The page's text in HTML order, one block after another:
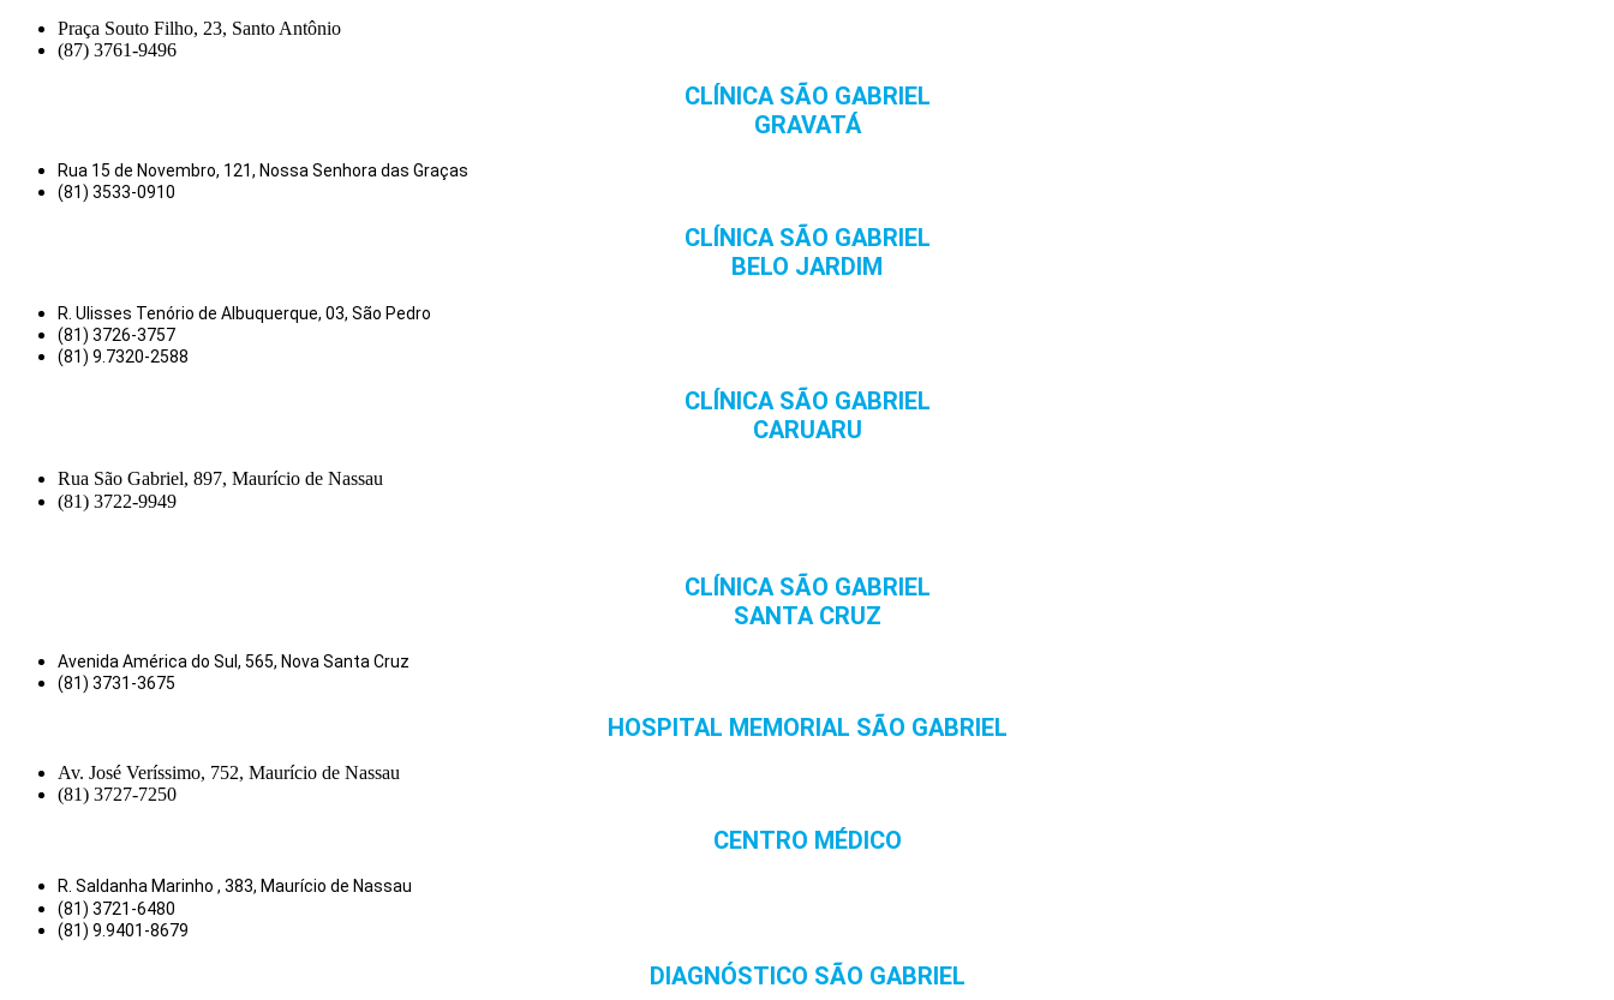
Praça Souto Filho, 23, Santo Antônio
(87) 3761-9496
CLÍNICA SÃO GABRIEL
GRAVATÁ
Rua 15 de Novembro, 121, Nossa Senhora das Graças
(81) 3533-0910
CLÍNICA SÃO GABRIEL
BELO JARDIM
R. Ulisses Tenório de Albuquerque, 03, São Pedro
(81) 3726-3757
(81) 9.7320-2588
CLÍNICA SÃO GABRIEL
CARUARU
Rua São Gabriel, 897, Maurício de Nassau
(81) 3722-9949
CLÍNICA SÃO GABRIEL
SANTA CRUZ
Avenida América do Sul, 565, Nova Santa Cruz
(81) 3731-3675
HOSPITAL MEMORIAL SÃO GABRIEL
Av. José Veríssimo, 752, Maurício de Nassau
(81) 3727-7250
CENTRO MÉDICO
R. Saldanha Marinho , 383, Maurício de Nassau
(81) 3721-6480
(81) 9.9401-8679
DIAGNÓSTICO SÃO GABRIEL